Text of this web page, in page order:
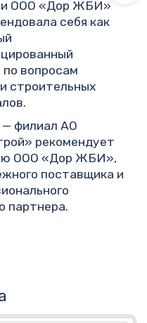
ООО «Дор ЖБИ»
себя как
по вопросам
строительных
филиал АО
рекомендует
ООО «Дор ЖБИ»,
поставщика и
партнера.